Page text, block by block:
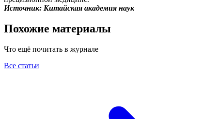
Источник: Китайская академия наук
Похожие материалы
Что ещё почитать в журнале
Все статьи